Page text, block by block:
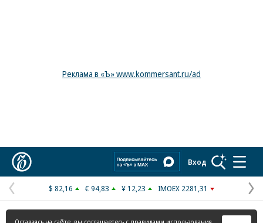
Реклама в «Ъ» www.kommersant.ru/ad
Вход
Предыдущая
страница
$ 82,16 € 94,83 ¥ 12,23 IMOEX 2281,31
Оставаясь на сайте, вы соглашаетесь с правилами использования